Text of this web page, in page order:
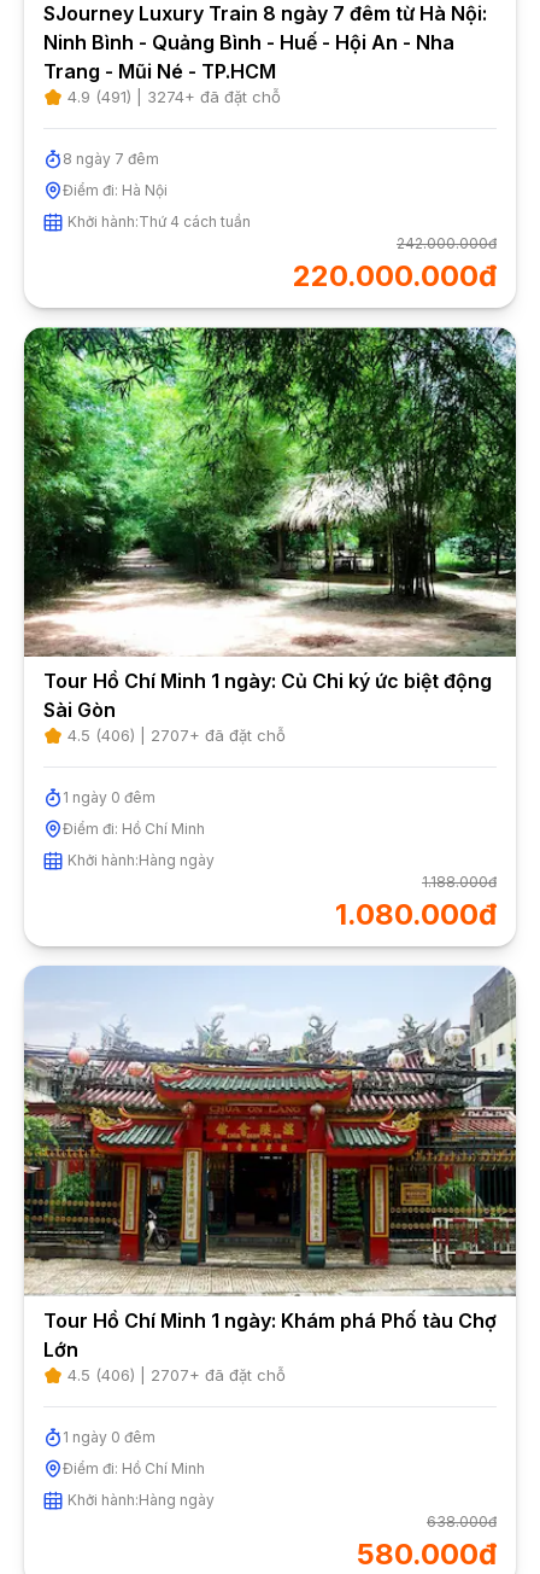
SJourney Luxury Train 8 ngày 7 đêm từ Hà Nội:
Ninh Bình - Quảng Bình - Huế - Hội An - Nha
Trang - Mũi Né - TP.HCM
4.9 (491) | 3274+ đã đặt chỗ
8 ngày 7 đêm
Điểm đi: Hà Nội
Khởi hành:Thứ 4 cách tuần
242.000.000đ
220.000.000đ
Tour Hồ Chí Minh 1 ngày: Củ Chi ký ức biệt động
Sài Gòn
4.5 (406) | 2707+ đã đặt chỗ
1 ngày 0 đêm
Điểm đi: Hồ Chí Minh
Khởi hành:Hàng ngày
1.188.000đ
1.080.000đ
Tour Hồ Chí Minh 1 ngày: Khám phá Phố tàu Chợ
Lớn
4.5 (406) | 2707+ đã đặt chỗ
1 ngày 0 đêm
Điểm đi: Hồ Chí Minh
Khởi hành:Hàng ngày
638.000đ
580.000đ